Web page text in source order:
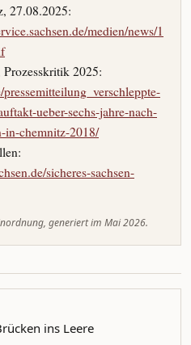
27.08.2025:
medien/news/1
2025:
ueber-sechs-jahre-nach-
in-chemnitz-2018/
sicheres-sachsen-
generiert im Mai 2026.
ins Leere